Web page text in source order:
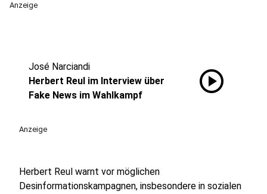
Anzeige
José Narciandi
Herbert Reul im Interview über
Fake News im Wahlkampf
play_circle
Anzeige
Herbert Reul warnt vor möglichen
Desinformationskampagnen, insbesondere in sozialen